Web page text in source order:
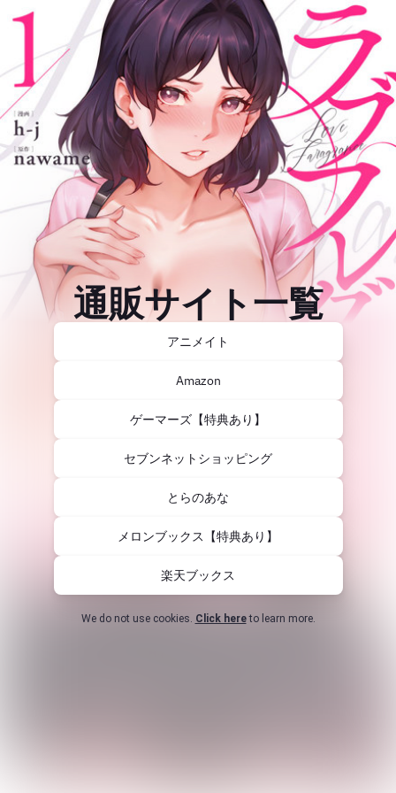
通販サイト一覧
アニメイト
Amazon
ゲーマーズ【特典あり】
セブンネットショッピング
とらのあな
メロンブックス【特典あり】
楽天ブックス
We do not use cookies. Click here to learn more.